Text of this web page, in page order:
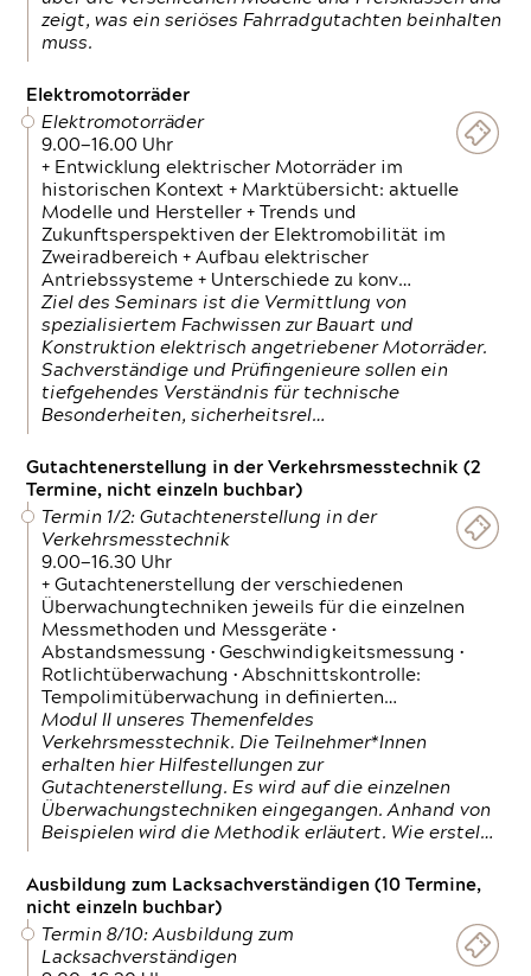
zeigt, was ein seriöses Fahrradgutachten beinhalten
muss.
Elektromotorräder
Elektromotorräder
9.00—16.00 Uhr
+ Entwicklung elektrischer Motorräder im
historischen Kontext + Marktübersicht: aktuelle
Modelle und Hersteller + Trends und
Zukunftsperspektiven der Elektromobilität im
Zweiradbereich + Aufbau elektrischer
Antriebssysteme + Unterschiede zu konv…
Ziel des Seminars ist die Vermittlung von
spezialisiertem Fachwissen zur Bauart und
Konstruktion elektrisch angetriebener Motorräder.
Sachverständige und Prüfingenieure sollen ein
tiefgehendes Verständnis für technische
Besonderheiten, sicherheitsrel…
Gutachtenerstellung in der Verkehrsmesstechnik (2
Termine, nicht einzeln buchbar)
Termin 1/2: Gutachtenerstellung in der
Verkehrsmesstechnik
9.00—16.30 Uhr
+ Gutachtenerstellung der verschiedenen
Überwachungtechniken jeweils für die einzelnen
Messmethoden und Messgeräte •
Abstandsmessung • Geschwindigkeitsmessung •
Rotlichtüberwachung • Abschnittskontrolle:
Tempolimitüberwachung in definierten…
Modul II unseres Themenfeldes
Verkehrsmesstechnik. Die Teilnehmer*Innen
erhalten hier Hilfestellungen zur
Gutachtenerstellung. Es wird auf die einzelnen
Überwachungstechniken eingegangen. Anhand von
Beispielen wird die Methodik erläutert. Wie erstel…
Ausbildung zum Lacksachverständigen (10 Termine,
nicht einzeln buchbar)
Termin 8/10: Ausbildung zum
Lacksachverständigen